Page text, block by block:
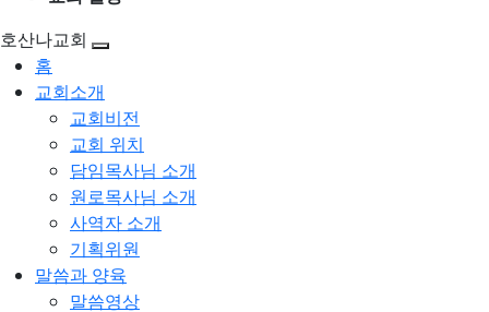
호산나교회
홈
교회소개
교회비전
교회 위치
담임목사님 소개
원로목사님 소개
사역자 소개
기획위원
말씀과 양육
말씀영상